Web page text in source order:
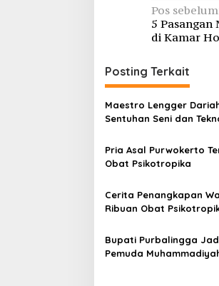
pos
Pos
5
di Kamar
Posting Terkait
Maestro Lengger
Sentuhan Seni dan
Pria Asal Purwokerto
Obat Psikotropika
Cerita Penangkapan
Ribuan Obat
Bupati Purbalingga
Pemuda